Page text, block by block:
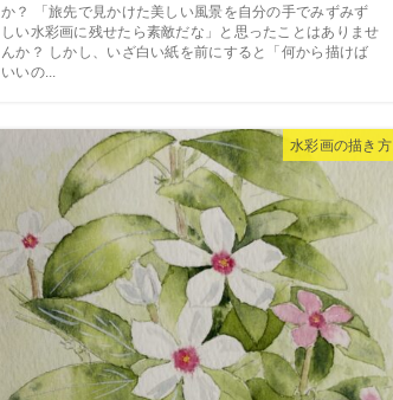
か？ 「旅先で見かけた美しい風景を自分の手でみずみず
しい水彩画に残せたら素敵だな」と思ったことはありませ
んか？ しかし、いざ白い紙を前にすると「何から描けば
いいの...
水彩画の描き方